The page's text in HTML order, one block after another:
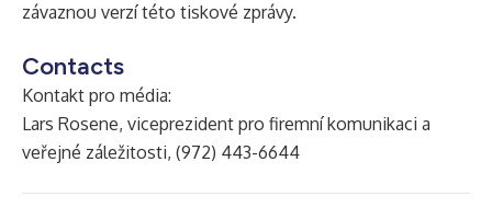
závaznou verzí této tiskové zprávy.
Contacts
Kontakt pro média:
Lars Rosene, viceprezident pro firemní komunikaci a
veřejné záležitosti, (972) 443-6644